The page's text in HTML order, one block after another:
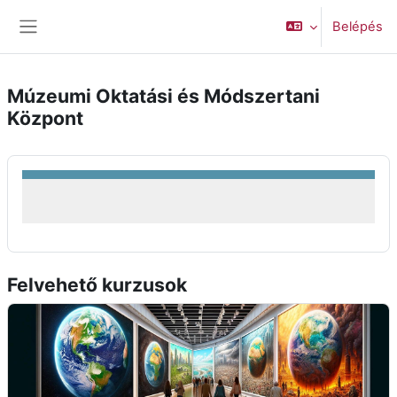
Belépés
Múzeumi Oktatási és Módszertani
Központ
Felvehető kurzusok
A mesterséges intelligencia múzeumi alkalmazási lehetősége_